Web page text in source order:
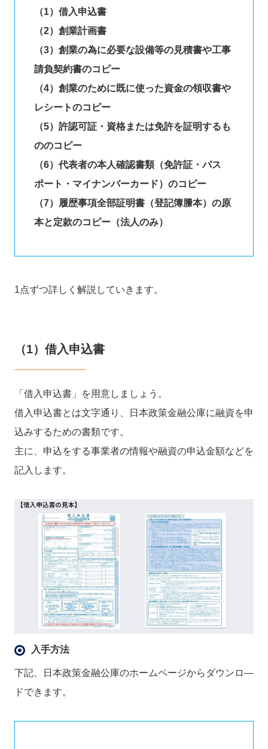
（1）借入申込書
（2）創業計画書
（3）創業の為に必要な設備等の見積書や工事
請負契約書のコピー
（4）創業のために既に使った資金の領収書や
レシートのコピー
（5）許認可証・資格または免許を証明するも
ののコピー
（6）代表者の本人確認書類（免許証・パス
ポート・マイナンバーカード）のコピー
（7）履歴事項全部証明書（登記簿謄本）の原
本と定款のコピー（法人のみ）
1点ずつ詳しく解説していきます。
（1）借入申込書
「借入申込書」を用意しましょう。
借入申込書とは文字通り、日本政策金融公庫に融資を申
込みするための書類です。
主に、申込をする事業者の情報や融資の申込金額などを
記入します。
入手方法
下記、日本政策金融公庫のホームページからダウンロ―
ドできます。